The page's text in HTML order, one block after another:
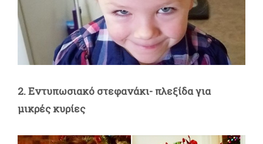
2. Εντυπωσιακό στεφανάκι- πλεξίδα για
μικρές κυρίες